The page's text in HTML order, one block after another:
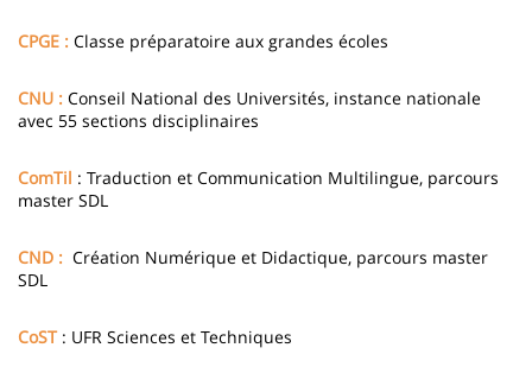
CPGE : Classe préparatoire aux grandes écoles
CNU : Conseil National des Universités, instance nationale
avec 55 sections disciplinaires
ComTil : Traduction et Communication Multilingue, parcours
master SDL
CND : Création Numérique et Didactique, parcours master
SDL
CoST : UFR Sciences et Techniques